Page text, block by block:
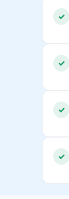
✓
✓
✓
✓